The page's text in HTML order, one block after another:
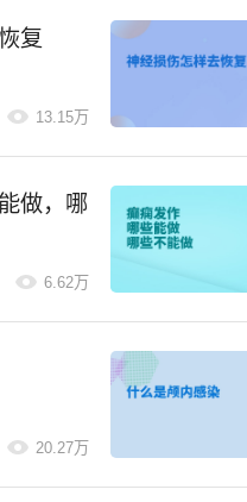
体积缩小的疾病。
血管性疾病与内分泌
供血，改善脑部记忆、
同时，调整生活、饮
复
13.15万
做，哪
6.62万
20.27万